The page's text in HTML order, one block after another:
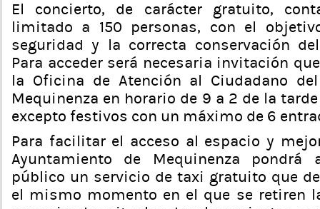
El concierto, de carácter gratuito,
limitado a 150 personas, con el
seguridad y la correcta conservación
Para acceder será necesaria invitación
la Oficina de Atención al Ciudadano
Mequinenza en horario de 9 a 2 de la
excepto festivos con un máximo de 6
Para facilitar el acceso al espacio y
Ayuntamiento de Mequinenza pondrá
público un servicio de taxi gratuito que
el mismo momento en el que se retiren